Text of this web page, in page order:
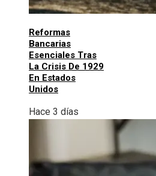
Reformas
Bancarias
Esenciales Tras
La Crisis De 1929
En Estados
Unidos
Hace 3 días